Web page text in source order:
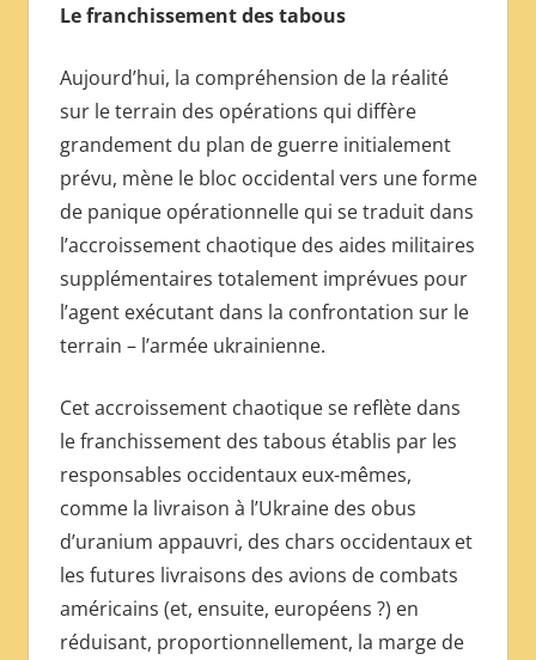
Le franchissement des tabous
Aujourd’hui, la compréhension de la réalité
sur le terrain des opérations qui diffère
grandement du plan de guerre initialement
prévu, mène le bloc occidental vers une forme
de panique opérationnelle qui se traduit dans
l’accroissement chaotique des aides militaires
supplémentaires totalement imprévues pour
l’agent exécutant dans la confrontation sur le
terrain – l’armée ukrainienne.
Cet accroissement chaotique se reflète dans
le franchissement des tabous établis par les
responsables occidentaux eux-mêmes,
comme la livraison à l’Ukraine des obus
d’uranium appauvri, des chars occidentaux et
les futures livraisons des avions de combats
américains (et, ensuite, européens ?) en
réduisant, proportionnellement, la marge de